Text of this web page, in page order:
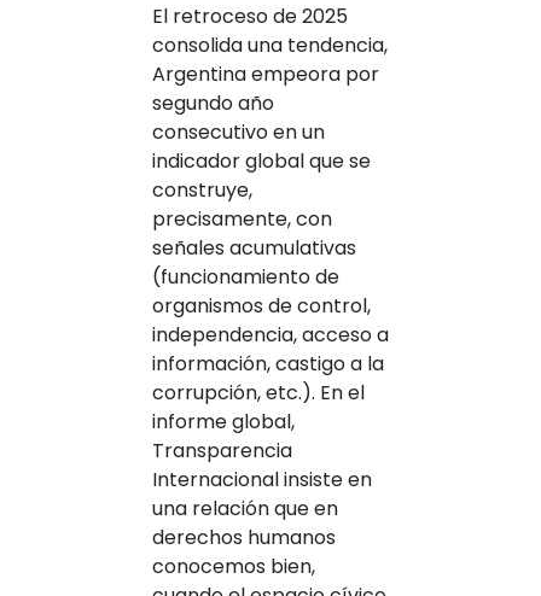
El retroceso de 2025
consolida una tendencia,
Argentina empeora por
segundo año
consecutivo en un
indicador global que se
construye,
precisamente, con
señales acumulativas
(funcionamiento de
organismos de control,
independencia, acceso a
información, castigo a la
corrupción, etc.). En el
informe global,
Transparencia
Internacional insiste en
una relación que en
derechos humanos
conocemos bien,